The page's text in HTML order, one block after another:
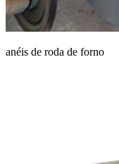
anéis de roda de forno